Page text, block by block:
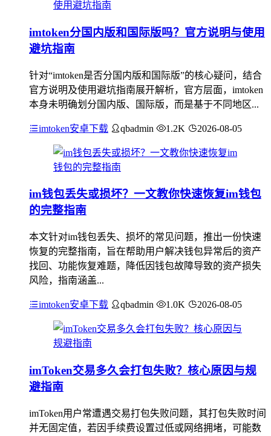
imtoken分国内版和国际版吗？官方说明与使用
避坑指南
针对“imtoken是否分国内版和国际版”的核心疑问，结合
官方说明及使用避坑指南展开解析，官方层面，imtoken
本身未明确划分国内版、国际版，而是基于不同地区...
imtoken安卓下载 qbadmin 1.2K 2026-08-05
im钱包丢失或损坏？一文教你快速恢复im钱包
的完整指南
本文针对im钱包丢失、损坏的常见问题，推出一份快速
恢复的完整指南，旨在帮助用户解决钱包异常后的资产
找回、功能恢复难题，降低因钱包故障导致的资产损失
风险，指南涵盖...
imtoken安卓下载 qbadmin 1.0K 2026-08-05
imToken交易多久会打包失败？核心原因与规
避指南
imToken用户常遭遇交易打包失败问题，其打包失败时间
并无固定值，若因手续费设置过低或网络拥堵，可能数